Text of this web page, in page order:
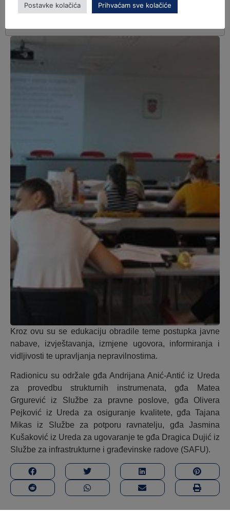
Kroz ovu su se edukaciju obradile teme postupka javne
nabave, izvještavanja, izmjene ugovora, informiranja i
vidljivosti te upravljanja nepravilnostima.
Radionicu su održale gđa Andrijana Anić-Antić iz Ureda
za provedbu strukturnih instrumenata, gđa Matea
Grgurević iz Službe za pravne poslove, gđa Olivera
Pejković iz Ureda za osiguranje kvalitete, gđa Tajana
Mikas iz Službe za potporu ravnatelju, gđa Jasmina
Kušaković iz Ureda za ugovaranje te gđa Dragica Dujić iz
Službe za infrastrukturne i građevinske radove (SAFU).
Postavke kolačića Prihvaćam sve kolačiće